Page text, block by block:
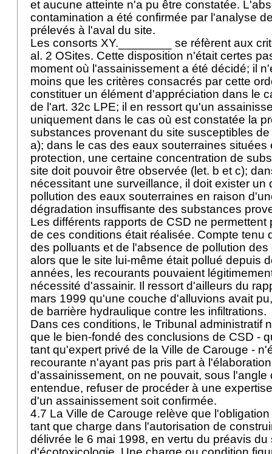
et aucune atteinte n'a pu être constatée.
contamination a été confirmée par l'analyse
prélevés à l'aval du site.
Les consorts XY.________ se réfèrent aux
al. 2 OSites. Cette disposition n'était certes
moment où l'assainissement a été décidé; il
moins que les critères consacrés par cette
constituer un élément d'appréciation dans le
de l'art. 32c LPE; il en ressort qu'un
uniquement dans le cas où est constatée la
substances provenant du site susceptibles
a); dans le cas des eaux souterraines situées
protection, une certaine concentration de
site doit pouvoir être observée (let. b et c);
nécessitant une surveillance, il doit exister un
pollution des eaux souterraines en raison
dégradation insuffisante des substances
Les différents rapports de CSD ne permettent
de ces conditions était réalisée. Compte tenu
des polluants et de l'absence de pollution
alors que le site lui-même était pollué depuis
années, les recourants pouvaient
nécessité d'assainir. Il ressort d'ailleurs du
mars 1999 qu'une couche d'alluvions avait
de barrière hydraulique contre les infiltrations.
Dans ces conditions, le Tribunal administratif
que le bien-fondé des conclusions de CSD -
tant qu'expert privé de la Ville de Carouge -
recourante n'ayant pas pris part à
d'assainissement, on ne pouvait, sous l'angle
entendue, refuser de procéder à une
d'un assainissement soit confirmée.
4.7 La Ville de Carouge relève que
tant que charge dans l'autorisation de
délivrée le 6 mai 1998, en vertu du préavis